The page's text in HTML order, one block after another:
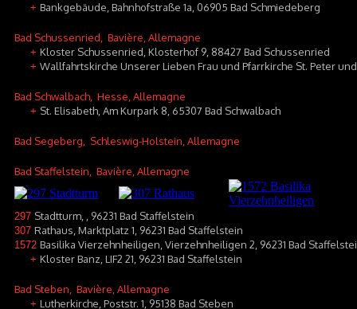
+ Bankgebäude, Bahnhofstraße 1a, 06905 Bad Schmiedeberg
Bad Schussenried , Bavière, Allemagne
+ Kloster Schussenried, Klosterhof 9, 88427 Bad Schussenried
+ Wallfahrtskirche Unserer Lieben Frau und Pfarrkirche St. Peter
Bad Schwalbach , Hesse, Allemagne
+ St. Elisabeth, Am Kurpark 8, 65307 Bad Schwalbach
Bad Segeberg , Schleswig-Holstein, Allemagne
Bad Staffelstein , Bavière, Allemagne
297 Stadtturm, , 96231 Bad Staffelstein
307 Rathaus, Marktplatz 1, 96231 Bad Staffelstein
1572 Basilika Vierzehnheiligen, Vierzehnheiligen 2, 96231 Bad
+ Kloster Banz, LIF2 21, 96231 Bad Staffelstein
Bad Steben , Bavière, Allemagne
+ Lutherkirche, Poststr. 1, 95138 Bad Steben